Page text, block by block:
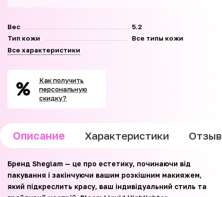
Вес
5.2
Тип кожи
Все типы кожи
Все характеристики
Как получить
персональную
скидку?
Описание Характеристики
Бренд Sheglam — це про естетику, починаючи від
пакування і закінчуючи вашим розкішним макияжем,
який підкреслить красу, ваш індивідуальний стиль та